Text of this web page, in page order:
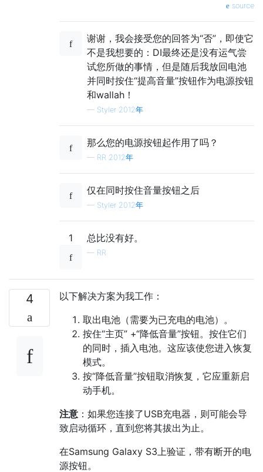
source
谢谢，我会接受您的回答为“否”，即使它
不是我想要的：DI最终还是没有运气尝
试您所做的事情，但是随后我放回电池
并同时按住“提高音量”按钮作为电源按钮
和wallah！
— Styler 2012年
那么您的电源按钮起作用了吗？
— RR 2012年
仅在同时按住音量按钮之后
— Styler 2012年
1 总比没有好。
— RR
4
以下解决方案为我工作：
取出电池（需要为已充电的电池）。
按住“主页” +“降低音量”按钮。按住它们
的同时，插入电池。这应该使您进入恢复
模式。
按“降低音量”按钮取消恢复，它应重新启
动手机。
注意 ：如果您连接了USB充电器，则可能会导
致启动循环，直到您将其拔出为止。
在Samsung Galaxy S3上验证，带有断开的电
源按钮。